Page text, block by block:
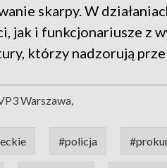
skarpy. W
jak i funkcjonariusze z
którzy nadzorują
Warszawa,
#policja